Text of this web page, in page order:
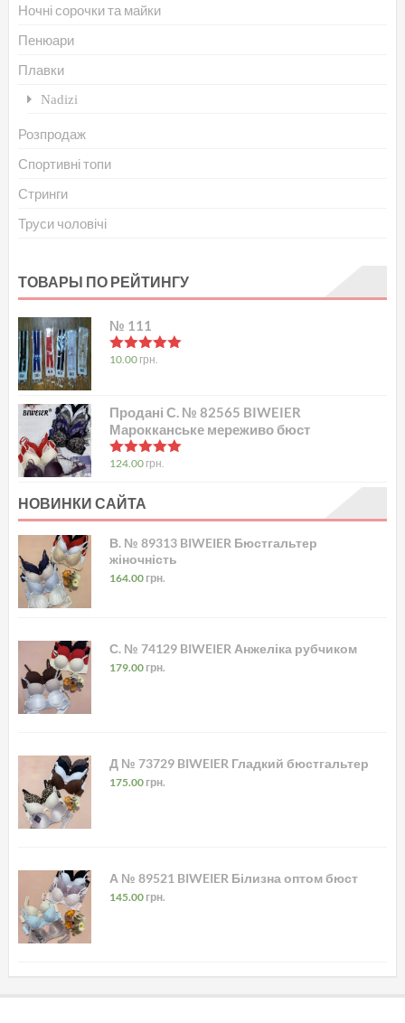
Ночні сорочки та майки
Пенюари
Плавки
Nadizi
Розпродаж
Спортивні топи
Стринги
Труси чоловічі
ТОВАРЫ ПО РЕЙТИНГУ
№ 111
в 5.00 з 5
10.00 грн.
Продані С. № 82565 BIWEIER
Марокканське мереживо бюст
в 5.00з 5
124.00 грн.
НОВИНКИ САЙТА
В. № 89313 BIWEIER Бюстгальтер
жіночність
164.00 грн.
С. № 74129 BIWEIER Анжеліка рубчиком
179.00 грн.
Д № 73729 BIWEIER Гладкий бюстгальтер
175.00 грн.
А № 89521 BIWEIER Білизна оптом бюст
145.00 грн.